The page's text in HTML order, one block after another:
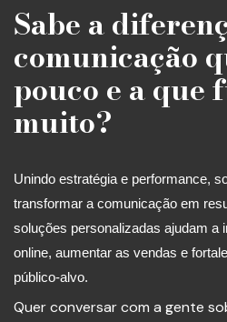
Sabe a
comunicação
pouco e a que
muito?
Unindo estratégia e performance,
transformar a comunicação em
soluções personalizadas ajudam a
online, aumentar as vendas e
público-alvo.
Quer conversar com a gente